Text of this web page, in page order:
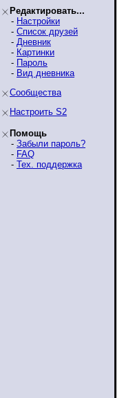
Редактировать...
- Настройки
- Список друзей
- Дневник
- Картинки
- Пароль
- Вид дневника
Сообщества
Настроить S2
Помощь
- Забыли пароль?
- FAQ
- Тех. поддержка